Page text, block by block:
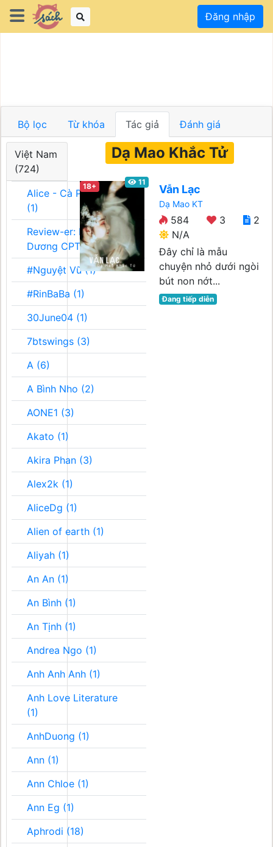
Đăng nhập
Bộ lọc Từ khóa Tác giả Đánh giá
Việt Nam
(724)
Alice - Cà Phê Team
(1)
Review-er: Dương
Dương CPT (1)
#Nguyệt Vũ (1)
#RinBaBa (1)
30June04 (1)
7btswings (3)
A (6)
A Bình Nho (2)
AONE1 (3)
Akato (1)
Akira Phan (3)
Alex2k (1)
AliceDg (1)
Alien of earth (1)
Aliyah (1)
An An (1)
An Bình (1)
An Tịnh (1)
Andrea Ngo (1)
Anh Anh Anh (1)
Anh Love Literature
(1)
AnhDuong (1)
Ann (1)
Ann Chloe (1)
Ann Eg (1)
Aphrodi (18)
Dạ Mao Khắc Tử
18+ 11
Vẫn Lạc
Dạ Mao KT
584 3
2
N/A
Đây chỉ là mẫu
chuyện nhỏ dưới ngòi
bút non nớt...
Đang tiếp diễn